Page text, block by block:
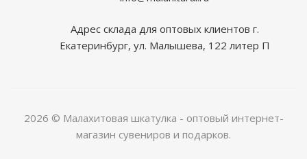
Адрес склада для оптовых клиентов г.
Екатеринбург, ул. Малышева, 122 литер П
2026 © Малахитовая шкатулка - оптовый интернет-
магазин сувениров и подарков.